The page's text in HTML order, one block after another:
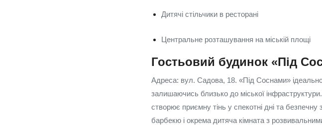
Дитячі стільчики в ресторані
Центральне розташування на міській площі
Гостьовий будинок «Під
Адреса: вул. Садова, 18. «Під Соснами»
залишаючись близько до міської
створює приємну тінь у спекотні дні та
барбекю і окрема дитяча кімната з